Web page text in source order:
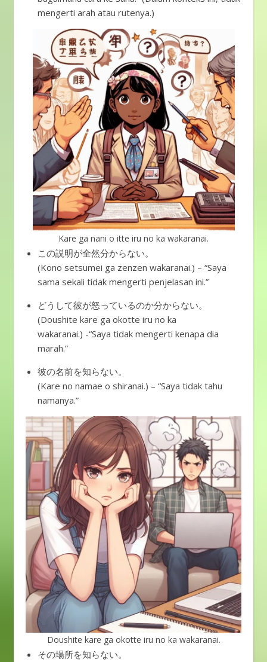
mengerti arah atau rutenya.)
Kare ga nani o itte iru no ka wakaranai.
この説明が全然分からない。
(Kono setsumei ga zenzen wakaranai.) – “Saya
sama sekali tidak mengerti penjelasan ini.”
どうして彼が怒っているのか分からない。
(Doushite kare ga okotte iru no ka
wakaranai.) -“Saya tidak mengerti kenapa dia
marah.”
彼の名前を知らない。
(Kare no namae o shiranai.) – “Saya tidak tahu
namanya.”
Doushite kare ga okotte iru no ka wakaranai.
その場所を知らない。